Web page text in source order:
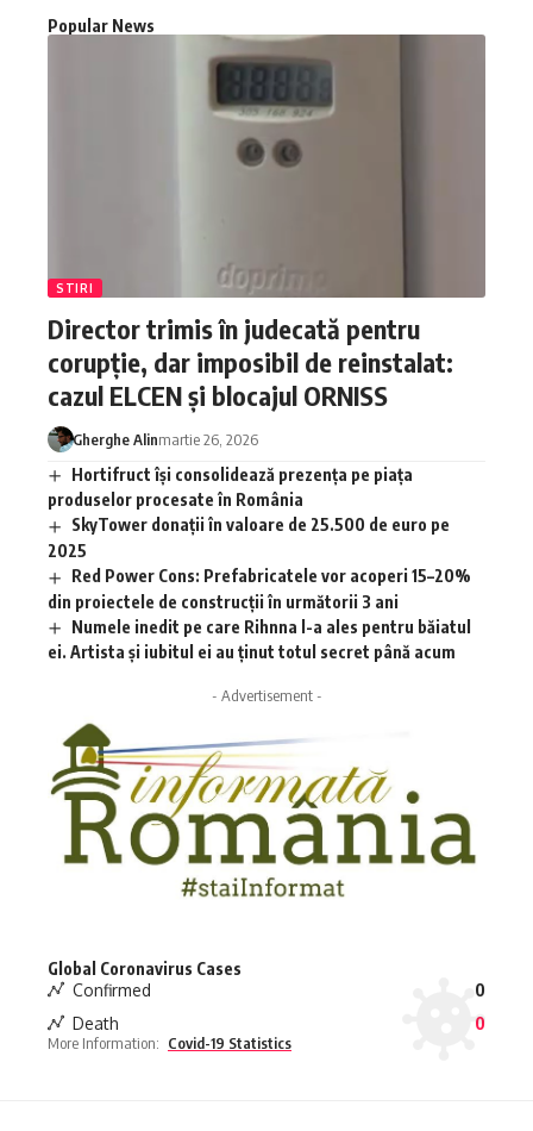
Popular News
STIRI
Director trimis în judecată pentru
corupție, dar imposibil de reinstalat:
cazul ELCEN și blocajul ORNISS
Gherghe Alinmartie 26, 2026
Hortifruct își consolidează prezența pe piața
produselor procesate în România
SkyTower donații în valoare de 25.500 de euro pe
2025
Red Power Cons: Prefabricatele vor acoperi 15–20%
din proiectele de construcții în următorii 3 ani
Numele inedit pe care Rihnna l-a ales pentru băiatul
ei. Artista și iubitul ei au ținut totul secret până acum
- Advertisement -
Global Coronavirus Cases
Confirmed
0
Death
0
More Information: Covid-19 Statistics